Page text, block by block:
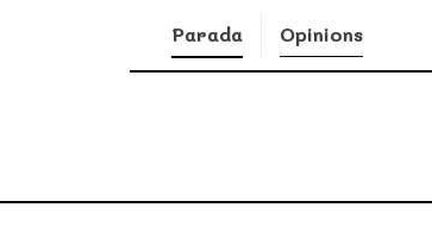
Parada Opinions